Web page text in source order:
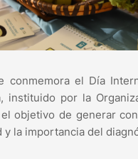
conmemora el Día
instituido por la
objetivo de generar
y la importancia del